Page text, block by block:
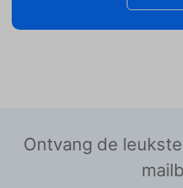
Ontvang de